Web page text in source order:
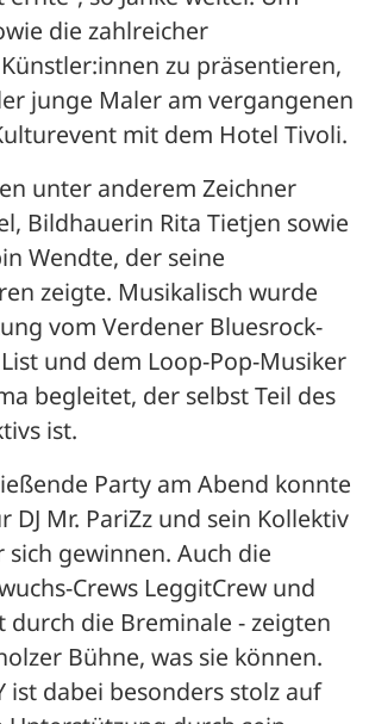
die zahlreicher
zu präsentieren,
junge Maler am vergangenen
mit dem Hotel Tivoli.
unter anderem Zeichner
Bildhauerin Rita Tietjen sowie
Wendte, der seine
zeigte. Musikalisch wurde
vom Verdener Bluesrock-
und dem Loop-Pop-Musiker
begleitet, der selbst Teil des
ist.
Party am Abend konnte
DJ Mr. PariZz und sein Kollektiv
gewinnen. Auch die
Crews LeggitCrew und
durch die Breminale - zeigten
Bühne, was sie können.
ist dabei besonders stolz auf